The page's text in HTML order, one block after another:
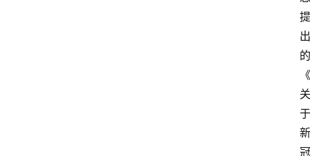
提
出
的
《
关
于
新
冠